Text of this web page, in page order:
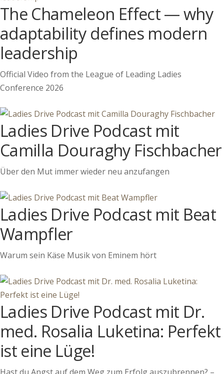
The Chameleon Effect — why
adaptability defines modern
leadership
Official Video from the League of Leading Ladies
Conference 2026
Ladies Drive Podcast mit
Camilla Douraghy Fischbacher
Über den Mut immer wieder neu anzufangen
Ladies Drive Podcast mit Beat
Wampfler
Warum sein Käse Musik von Eminem hört
Ladies Drive Podcast mit Dr.
med. Rosalia Luketina: Perfekt
ist eine Lüge!